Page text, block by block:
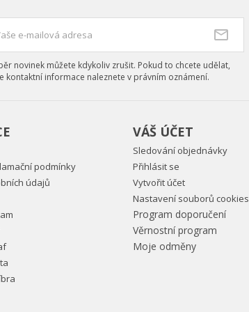
novinek můžete kdykoliv zrušit. Pokud to chcete udělat,
kontaktní informace naleznete v právním oznámení.
podmínky
údajů
VÁŠ ÚČET
Sledování objednávky
Přihlásit se
Vytvořit účet
Nastavení souborů cookies
Program doporučení
Věrnostní program
Moje odměny